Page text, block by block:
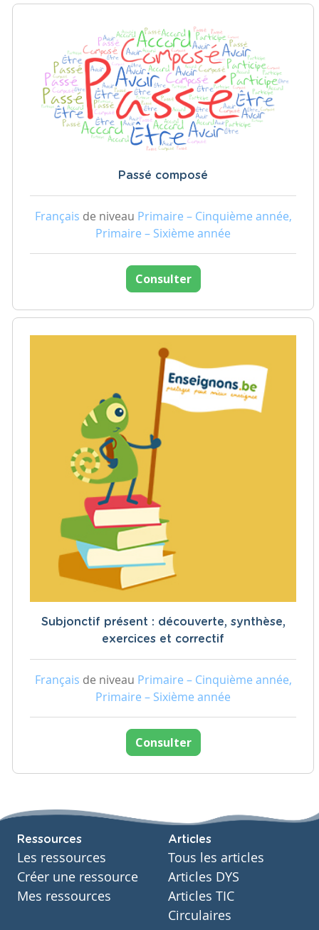
Passé composé
Français de niveau Primaire – Cinquième année,
Primaire – Sixième année
Consulter
Subjonctif présent : découverte, synthèse,
exercices et correctif
Français de niveau Primaire – Cinquième année,
Primaire – Sixième année
Consulter
Ressources
Les ressources
Créer une ressource
Mes ressources
Articles
Tous les articles
Articles DYS
Articles TIC
Circulaires